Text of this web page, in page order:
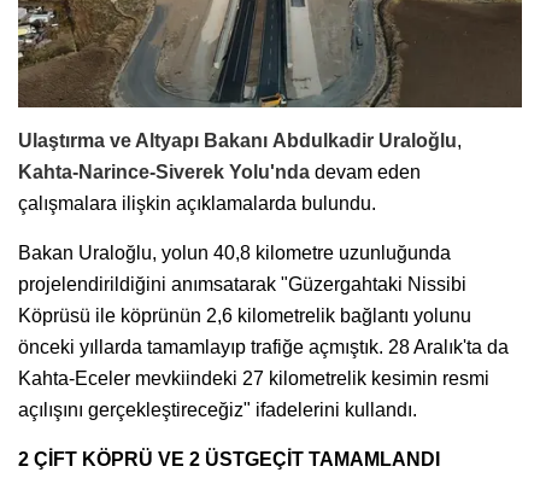
Ulaştırma ve Altyapı Bakanı Abdulkadir Uraloğlu,
Kahta-Narince-Siverek Yolu'nda devam eden
çalışmalara ilişkin açıklamalarda bulundu.
Bakan Uraloğlu, yolun 40,8 kilometre uzunluğunda
projelendirildiğini anımsatarak "Güzergahtaki Nissibi
Köprüsü ile köprünün 2,6 kilometrelik bağlantı yolunu
önceki yıllarda tamamlayıp trafiğe açmıştık. 28 Aralık'ta da
Kahta-Eceler mevkiindeki 27 kilometrelik kesimin resmi
açılışını gerçekleştireceğiz" ifadelerini kullandı.
2 ÇİFT KÖPRÜ VE 2 ÜSTGEÇİT TAMAMLANDI